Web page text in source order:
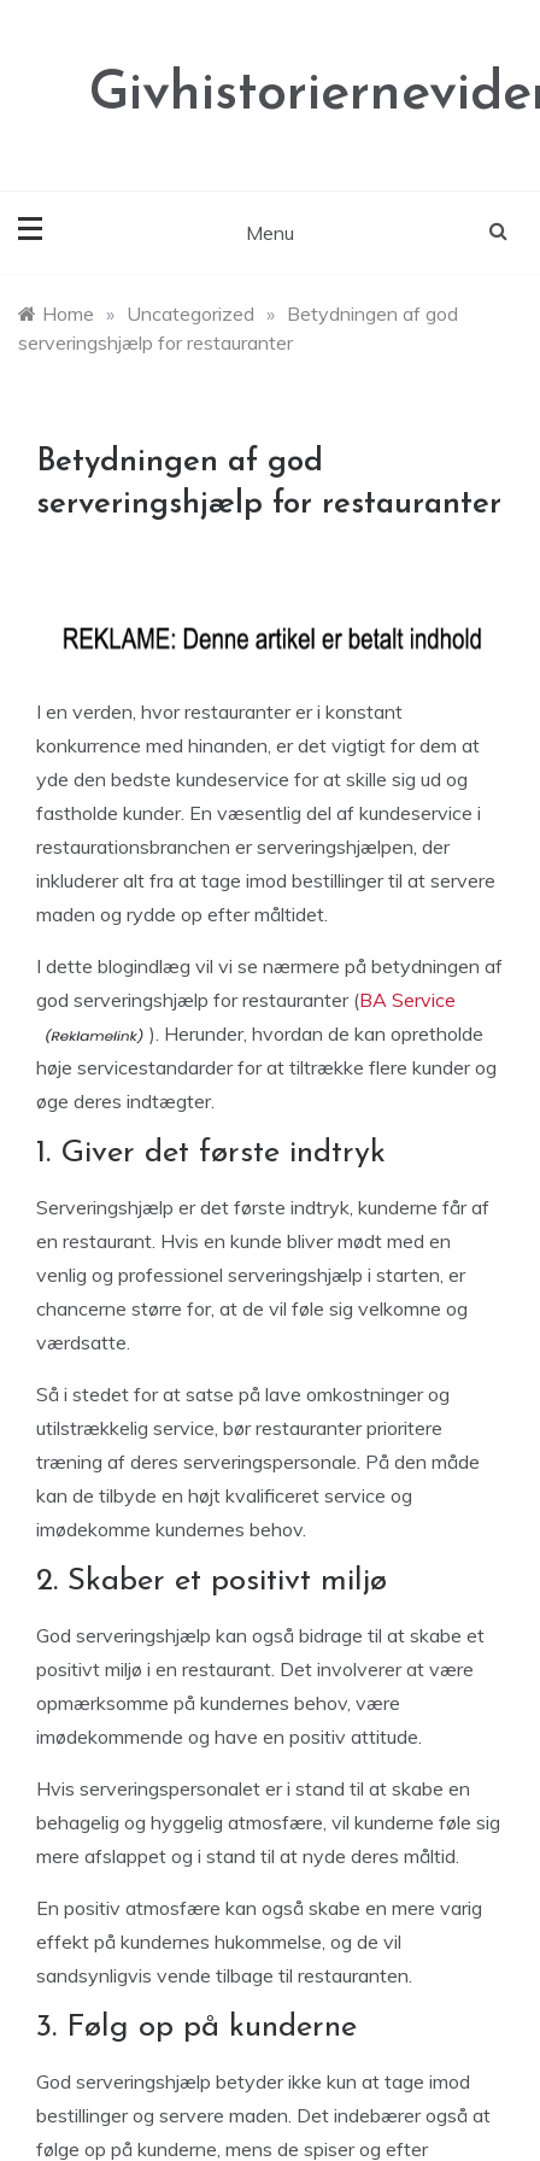
Menu
Home » Uncategorized » Betydningen af god
serveringshjælp for restauranter
Betydningen af god
serveringshjælp for restauranter
I en verden, hvor restauranter er i konstant
konkurrence med hinanden, er det vigtigt for dem at
yde den bedste kundeservice for at skille sig ud og
fastholde kunder. En væsentlig del af kundeservice i
restaurationsbranchen er serveringshjælpen, der
inkluderer alt fra at tage imod bestillinger til at servere
maden og rydde op efter måltidet.
I dette blogindlæg vil vi se nærmere på betydningen af
god serveringshjælp for restauranter (BA Service
). Herunder, hvordan de kan opretholde
høje servicestandarder for at tiltrække flere kunder og
øge deres indtægter.
1. Giver det første indtryk
Serveringshjælp er det første indtryk, kunderne får af
en restaurant. Hvis en kunde bliver mødt med en
venlig og professionel serveringshjælp i starten, er
chancerne større for, at de vil føle sig velkomne og
værdsatte.
Så i stedet for at satse på lave omkostninger og
utilstrækkelig service, bør restauranter prioritere
træning af deres serveringspersonale. På den måde
kan de tilbyde en højt kvalificeret service og
imødekomme kundernes behov.
2. Skaber et positivt miljø
God serveringshjælp kan også bidrage til at skabe et
positivt miljø i en restaurant. Det involverer at være
opmærksomme på kundernes behov, være
imødekommende og have en positiv attitude.
Hvis serveringspersonalet er i stand til at skabe en
behagelig og hyggelig atmosfære, vil kunderne føle sig
mere afslappet og i stand til at nyde deres måltid.
En positiv atmosfære kan også skabe en mere varig
effekt på kundernes hukommelse, og de vil
sandsynligvis vende tilbage til restauranten.
3. Følg op på kunderne
God serveringshjælp betyder ikke kun at tage imod
bestillinger og servere maden. Det indebærer også at
følge op på kunderne, mens de spiser og efter